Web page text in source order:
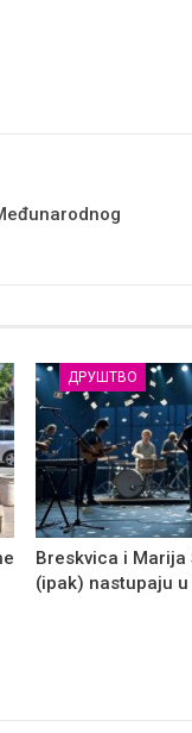
ДРУШТВО
Breskvica i Marija
(ipak) nastupaju u